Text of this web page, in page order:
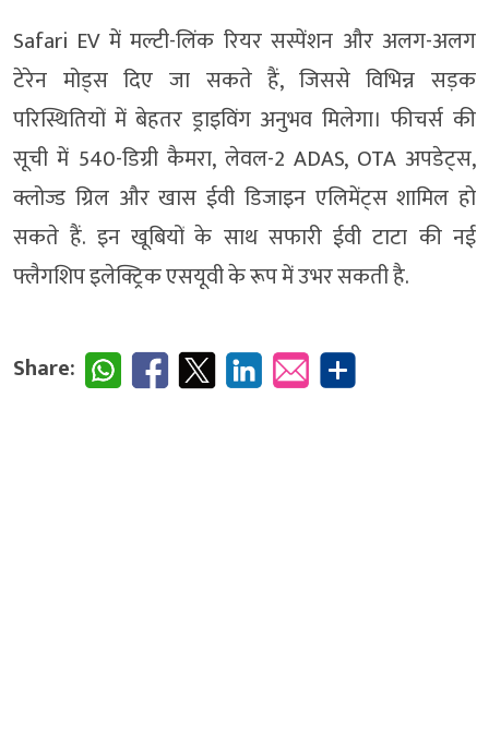
Safari EV में मल्टी-लिंक रियर सस्पेंशन और अलग-अलग
टेरेन मोड्स दिए जा सकते हैं, जिससे विभिन्न सड़क
परिस्थितियों में बेहतर ड्राइविंग अनुभव मिलेगा। फीचर्स की
सूची में 540-डिग्री कैमरा, लेवल-2 ADAS, OTA अपडेट्स,
क्लोज्ड ग्रिल और खास ईवी डिजाइन एलिमेंट्स शामिल हो
सकते हैं. इन खूबियों के साथ सफारी ईवी टाटा की नई
फ्लैगशिप इलेक्ट्रिक एसयूवी के रूप में उभर सकती है.
Share: